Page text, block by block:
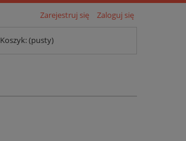
Zarejestruj się Zaloguj się
Koszyk:(pusty)